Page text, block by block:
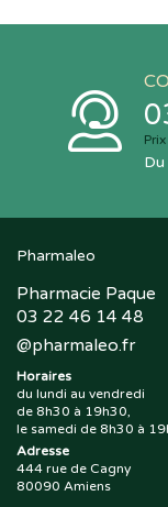
Pharmaleo
Pharmacie Paque
03 22 46 14 48
@pharmaleo.fr
Horaires
du lundi au vendredi
de 8h30 à 19h30,
le samedi de 8h30 à
Adresse
444 rue de Cagny
80090 Amiens